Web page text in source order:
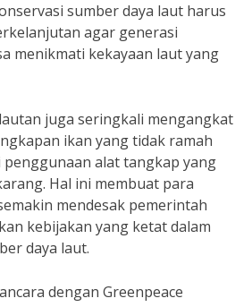
sumber daya laut harus
agar generasi
menikmati kekayaan laut yang
juga seringkali mengangkat
ikan yang tidak ramah
alat tangkap yang
Hal ini membuat para
mendesak pemerintah
kebijakan yang ketat dalam
daya laut.
dengan Greenpeace